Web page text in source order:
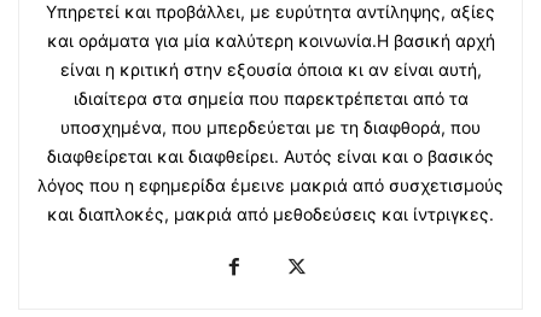
Υπηρετεί και προβάλλει, με ευρύτητα αντίληψης, αξίες
και οράματα για μία καλύτερη κοινωνία.Η βασική αρχή
είναι η κριτική στην εξουσία όποια κι αν είναι αυτή,
ιδιαίτερα στα σημεία που παρεκτρέπεται από τα
υποσχημένα, που μπερδεύεται με τη διαφθορά, που
διαφθείρεται και διαφθείρει. Αυτός είναι και ο βασικός
λόγος που η εφημερίδα έμεινε μακριά από συσχετισμούς
και διαπλοκές, μακριά από μεθοδεύσεις και ίντριγκες.